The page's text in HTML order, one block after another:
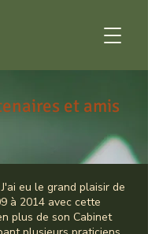
et amis
eu le grand plaisir de
à 2014 avec cette
plus de son Cabinet